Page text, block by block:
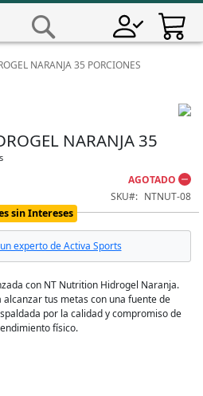
NARANJA 35 PORCIONES
NARANJA 35
AGOTADO
SKU
NTNUT-08
sin Intereses
experto de Activa Sports
con NT Nutrition Hidrogel Naranja.
tus metas con una fuente de
por la calidad y compromiso de
físico.